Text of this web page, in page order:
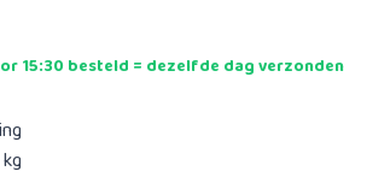
15:30 besteld = dezelfde dag verzonden